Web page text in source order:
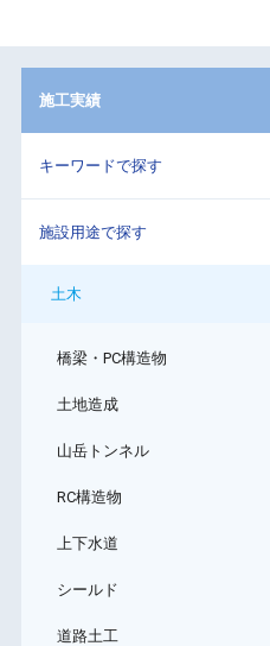
施工実績
キーワードで探す
施設用途で探す
土木
橋梁・PC構造物
土地造成
山岳トンネル
RC構造物
上下水道
シールド
道路土工